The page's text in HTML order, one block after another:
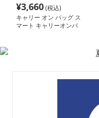
¥3,660(税込)
キャリー オン バッグ ス
マート キャリーオンバ